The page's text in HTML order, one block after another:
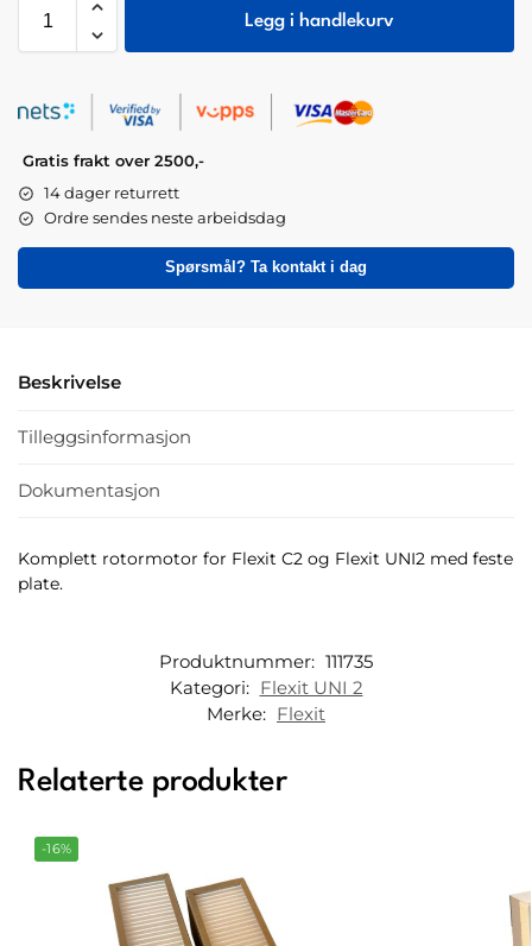
Legg i handlekurv
Gratis frakt over 2500,-
14 dager returrett
Ordre sendes neste arbeidsdag
Spørsmål? Ta kontakt i dag
Beskrivelse
Tilleggsinformasjon
Dokumentasjon
Komplett rotormotor for Flexit C2 og Flexit UNI2 med feste
plate.
Produktnummer: 111735
Kategori: Flexit UNI 2
Merke: Flexit
Relaterte produkter
-16%